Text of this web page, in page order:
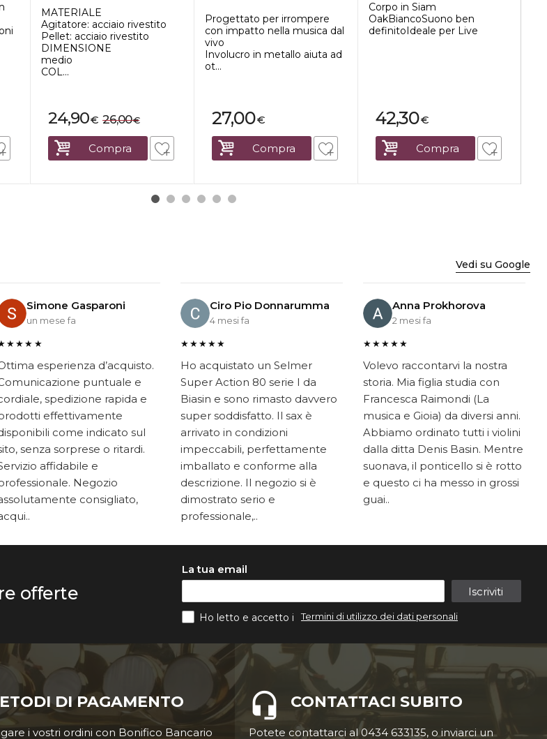
MATERIALE
Agitatore: acciaio rivestito
Pellet: acciaio rivestito
DIMENSIONE
medio
COL...
€
24,90 €
26,00
Compra
Progettato per irrompere
con impatto nella musica dal
vivo
Involucro in metallo aiuta ad
ot...
€
27,00
Compra
Corpo in Siam
OakBiancoSuono ben
definitoIdeale per Live
€
42,30
Compra
Vedi su Google
Simone Gasparoni
un mese fa
esperienza d’acquisto.
puntuale e
spedizione rapida e
effettivamente
come indicato sul
senza sorprese o ritardi.
affidabile e
Negozio
consigliato,
Ciro Pio Donnarumma
4 mesi fa
★★★★★
Ho acquistato un Selmer
Super Action 80 serie I da
Biasin e sono rimasto davvero
super soddisfatto. Il sax è
arrivato in condizioni
impeccabili, perfettamente
imballato e conforme alla
descrizione. Il negozio si è
dimostrato serio e
professionale,..
Anna Prokhorova
2 mesi fa
★★★★★
Volevo raccontarvi la nostra
storia. Mia figlia studia con
Francesca Raimondi (La
musica e Gioia) da diversi anni.
Abbiamo ordinato tutti i violini
dalla ditta Denis Basin. Mentre
suonava, il ponticello si è rotto
e questo ci ha messo in grossi
guai..
offerte
La tua email
Iscriviti
Ho letto e accetto i Termini di utilizzo dei dati personali
DI PAGAMENTO
i vostri ordini con Bonifico Bancario
CONTATTACI SUBITO
Potete contattarci al 0434 633135, o inviarci un